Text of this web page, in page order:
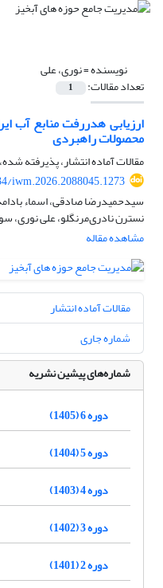
نویسنده =نوری، علی
تعداد مقالات: 1
ارزیابی هدررفت منابع آب
محصولات راهبردی
مقالات آماده انتشار، پذیرفته شده،
iwm.2026.2088045.1273
سیدحمیدرضا صادقی، اسماء
نسترن نادری‌مرنگلو، علی نوری،
مشاهده مقاله
مقالات آماده انتشار
شماره جاری
شماره‌های پیشین نشریه
دوره 6 (1405)
دوره 5 (1404)
دوره 4 (1403)
دوره 3 (1402)
دوره 2 (1401)